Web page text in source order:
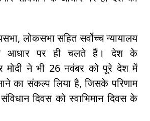
लोकसभा सहित सर्वोच्च न्यायालय
आधार पर ही चलते हैं। देश के
मोदी ने भी 26 नवंबर को पूरे देश में
का संकल्प लिया है, जिसके परिणाम
दिवस को स्वाभिमान दिवस के